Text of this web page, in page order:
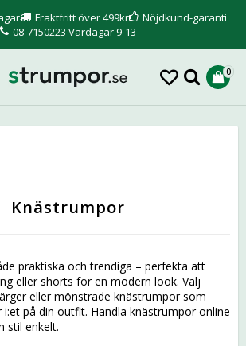
Fraktfritt över 499kr
Nöjdkund-garanti
08-7150223 Vardagar 9-13
0
Knästrumpor
praktiska och trendiga – perfekta att
eller shorts för en modern look. Välj
eller mönstrade knästrumpor som
på din outfit. Handla knästrumpor online
stil enkelt.